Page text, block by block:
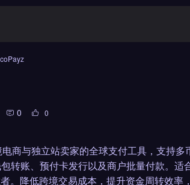
0 0
商与独立站卖家的全球支付工具，支持
转账、预付卡发行以及商户批量付款。
。降低跨境交易成本，提升资金周转效率